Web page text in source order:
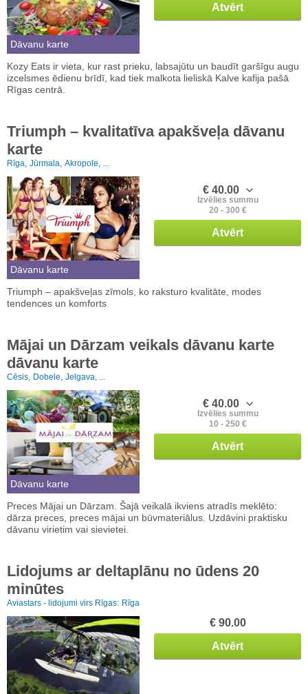
Dāvanu karte
Atvērt
Kozy Eats ir vieta, kur rast prieku, labsajūtu un baudīt garšīgu augu
izcelsmes ēdienu brīdī, kad tiek malkota lieliskā Kalve kafija pašā
Rīgas centrā.
Triumph – kvalitatīva apakšveļa dāvanu
karte
Rīga, Jūrmala, Akropole, ...
Dāvanu karte
€ 40.00
Izvēlies summu
20 - 300 €
Atvērt
Triumph – apakšveļas zīmols, ko raksturo kvalitāte, modes
tendences un komforts
Mājai un Dārzam veikals dāvanu karte
dāvanu karte
Cēsis, Dobele, Jelgava, ...
Dāvanu karte
€ 40.00
Izvēlies summu
10 - 250 €
Atvērt
Preces Mājai un Dārzam. Šajā veikalā ikviens atradīs meklēto:
dārza preces, preces mājai un būvmateriālus. Uzdāvini praktisku
dāvanu virietim vai sievietei.
Lidojums ar deltaplānu no ūdens 20
minūtes
Aviastars - lidojumi virs Rīgas: Rīga
€ 90.00
Atvērt